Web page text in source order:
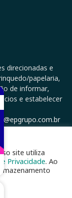
direcionadas e
papelaria,
de informar,
e estabelecer
site utiliza
Privacidade. Ao